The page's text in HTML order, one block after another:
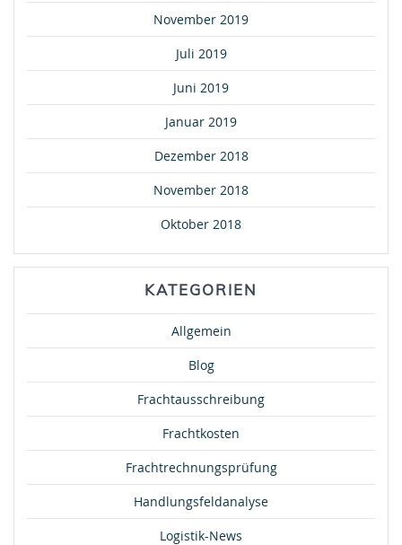
November 2019
Juli 2019
Juni 2019
Januar 2019
Dezember 2018
November 2018
Oktober 2018
KATEGORIEN
Allgemein
Blog
Frachtausschreibung
Frachtkosten
Frachtrechnungsprüfung
Handlungsfeldanalyse
Logistik-News